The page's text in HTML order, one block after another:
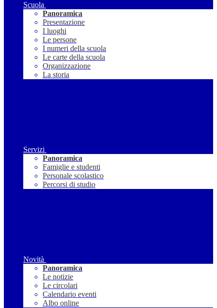
Scuola
Panoramica
Presentazione
I luoghi
Le persone
I numeri della scuola
Le carte della scuola
Organizzazione
La storia
Servizi
Panoramica
Famiglie e studenti
Personale scolastico
Percorsi di studio
Novità
Panoramica
Le notizie
Le circolari
Calendario eventi
Albo online